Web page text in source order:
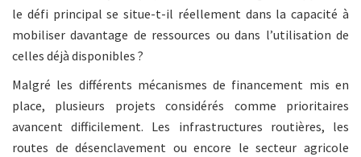
le défi principal se situe-t-il réellement dans la capacité à
mobiliser davantage de ressources ou dans l’utilisation de
celles déjà disponibles ?
Malgré les différents mécanismes de financement mis en
place, plusieurs projets considérés comme prioritaires
avancent difficilement. Les infrastructures routières, les
routes de désenclavement ou encore le secteur agricole